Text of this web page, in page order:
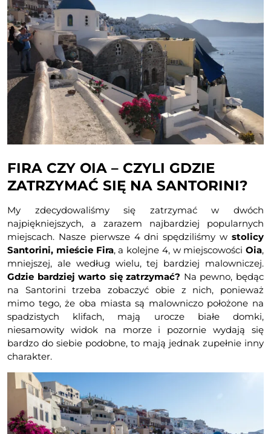
FIRA CZY OIA – CZYLI GDZIE
ZATRZYMAĆ SIĘ NA SANTORINI?
My zdecydowaliśmy się zatrzymać w dwóch
najpiękniejszych, a zarazem najbardziej popularnych
miejscach. Nasze pierwsze 4 dni spędziliśmy w stolicy
Santorini, mieście Fira, a kolejne 4, w miejscowości Oia,
mniejszej, ale według wielu, tej bardziej malowniczej.
Gdzie bardziej warto się zatrzymać? Na pewno, będąc
na Santorini trzeba zobaczyć obie z nich, ponieważ
mimo tego, że oba miasta są malowniczo położone na
spadzistych klifach, mają urocze białe domki,
niesamowity widok na morze i pozornie wydają się
bardzo do siebie podobne, to mają jednak zupełnie inny
charakter.